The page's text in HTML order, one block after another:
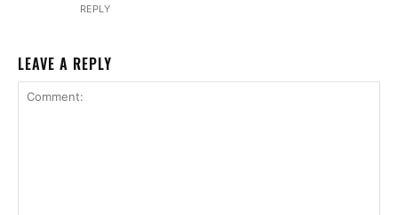
REPLY
LEAVE A REPLY